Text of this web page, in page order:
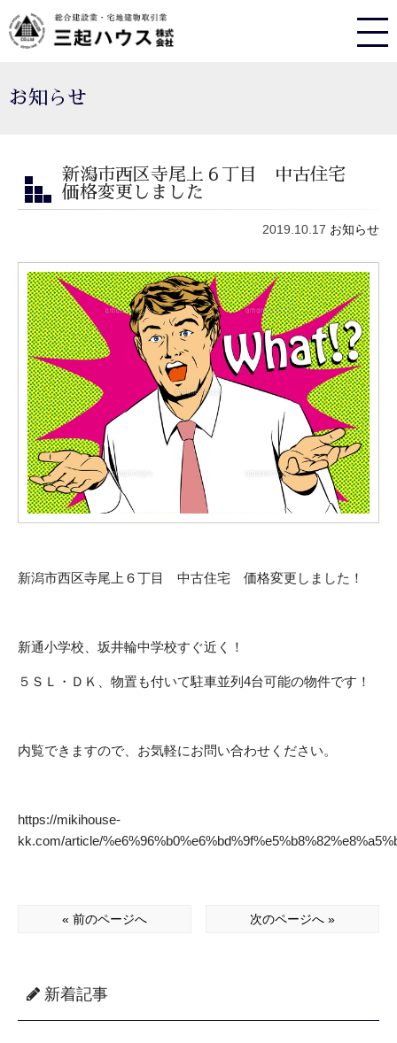
お知らせ
新潟市西区寺尾上６丁目 中古住宅
価格変更しました
2019.10.17 お知らせ
新潟市西区寺尾上６丁目 中古住宅 価格変更しました！
新通小学校、坂井輪中学校すぐ近く！
５ＳＬ・ＤＫ、物置も付いて駐車並列4台可能の物件です！
内覧できますので、お気軽にお問い合わせください。
https://mikihouse-
kk.com/article/
« 前のページへ 次のページへ »
新着記事